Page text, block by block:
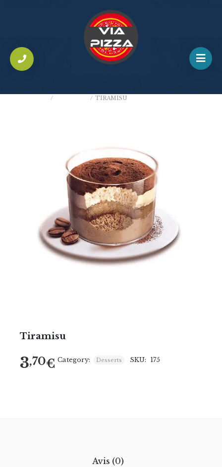
/ / TIRAMISU
Tiramisu
3,70€ Category: Desserts SKU: 175
Avis (0)